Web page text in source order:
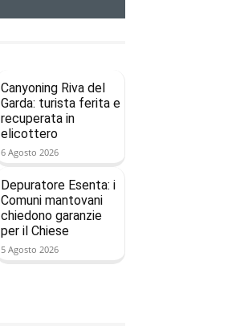
Canyoning Riva del
Garda: turista ferita e
recuperata in
elicottero
6 Agosto 2026
Depuratore Esenta: i
Comuni mantovani
chiedono garanzie
per il Chiese
5 Agosto 2026